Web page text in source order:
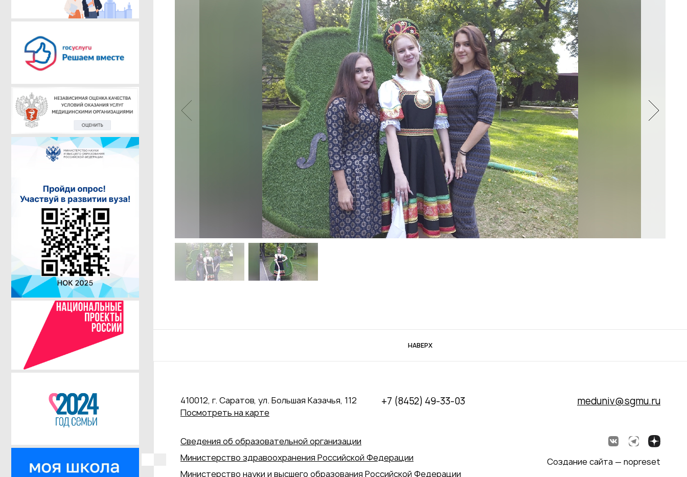
НАВЕРХ
410012, г. Саратов, ул. Большая Казачья, 112
Посмотреть на карте
+7 (8452) 49-33-03 meduniv@sgmu.ru
Сведения об образовательной организации
Министерство здравоохранения Российской Федерации
Министерство науки и высшего образования Российской Федерации
Создание сайта — nopreset